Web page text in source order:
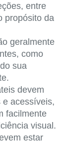
entre
propósito da
geralmente
como
sua
devem
e acessíveis,
facilmente
visual.
estar